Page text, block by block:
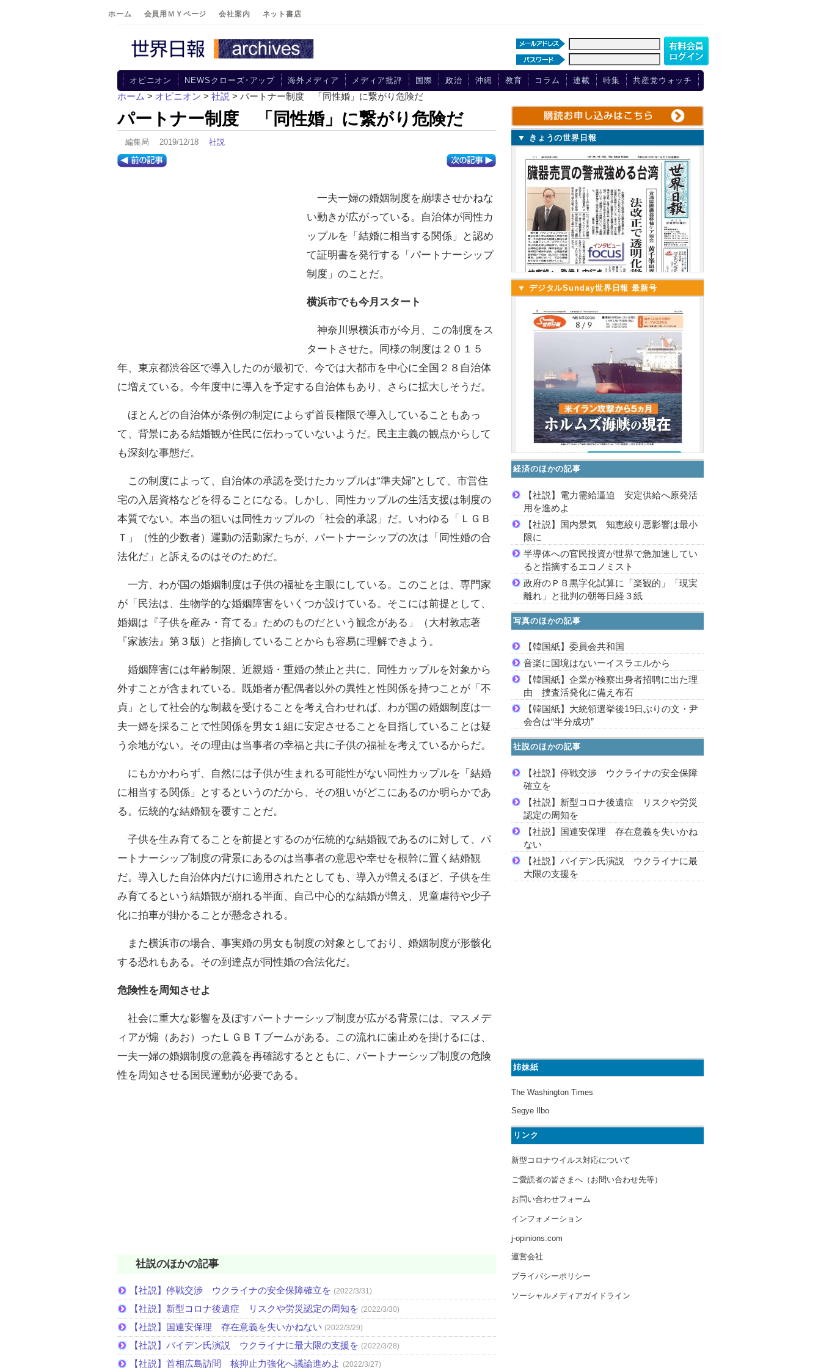
ホーム 会員用ＭＹページ 会社案内 ネット書店
オピニオン NEWSクローズ･アップ 海外メディア メディア批評 国際 政治 沖縄 教育 コラム 連載 特集 共産党ウォッチ
ホーム > オピニオン > 社説 > パートナー制度 「同性婚」に繋がり危険だ
パートナー制度 「同性婚」に繋がり危険だ
編集局 2019/12/18 社説
一夫一婦の婚姻制度を崩壊させかねな
い動きが広がっている。自治体が同性カ
ップルを「結婚に相当する関係」と認め
て証明書を発行する「パートナーシップ
制度」のことだ。
横浜市でも今月スタート
神奈川県横浜市が今月、この制度をス
タートさせた。同様の制度は２０１５
年、東京都渋谷区で導入したのが最初で、今では大都市を中心に全国２８自治体
に増えている。今年度中に導入を予定する自治体もあり、さらに拡大しそうだ。
ほとんどの自治体が条例の制定によらず首長権限で導入していることもあっ
て、背景にある結婚観が住民に伝わっていないようだ。民主主義の観点からして
も深刻な事態だ。
この制度によって、自治体の承認を受けたカップルは“準夫婦”として、市営住
宅の入居資格などを得ることになる。しかし、同性カップルの生活支援は制度の
本質でない。本当の狙いは同性カップルの「社会的承認」だ。いわゆる「ＬＧＢ
Ｔ」（性的少数者）運動の活動家たちが、パートナーシップの次は「同性婚の合
法化だ」と訴えるのはそのためだ。
一方、わが国の婚姻制度は子供の福祉を主眼にしている。このことは、専門家
が「民法は、生物学的な婚姻障害をいくつか設けている。そこには前提として、
婚姻は『子供を産み・育てる』ためのものだという観念がある」（大村敦志著
『家族法』第３版）と指摘していることからも容易に理解できよう。
婚姻障害には年齢制限、近親婚・重婚の禁止と共に、同性カップルを対象から
外すことが含まれている。既婚者が配偶者以外の異性と性関係を持つことが「不
貞」として社会的な制裁を受けることを考え合わせれば、わが国の婚姻制度は一
夫一婦を採ることで性関係を男女１組に安定させることを目指していることは疑
う余地がない。その理由は当事者の幸福と共に子供の福祉を考えているからだ。
にもかかわらず、自然には子供が生まれる可能性がない同性カップルを「結婚
に相当する関係」とするというのだから、その狙いがどこにあるのか明らかであ
る。伝統的な結婚観を覆すことだ。
子供を生み育てることを前提とするのが伝統的な結婚観であるのに対して、パ
ートナーシップ制度の背景にあるのは当事者の意思や幸せを根幹に置く結婚観
だ。導入した自治体内だけに適用されたとしても、導入が増えるほど、子供を生
み育てるという結婚観が崩れる半面、自己中心的な結婚が増え、児童虐待や少子
化に拍車が掛かることが懸念される。
また横浜市の場合、事実婚の男女も制度の対象としており、婚姻制度が形骸化
する恐れもある。その到達点が同性婚の合法化だ。
危険性を周知させよ
社会に重大な影響を及ぼすパートナーシップ制度が広がる背景には、マスメデ
ィアが煽（あお）ったＬＧＢＴブームがある。この流れに歯止めを掛けるには、
一夫一婦の婚姻制度の意義を再確認するとともに、パートナーシップ制度の危険
性を周知させる国民運動が必要である。
社説のほかの記事
【社説】停戦交渉 ウクライナの安全保障確立を (2022/3/31)
【社説】新型コロナ後遺症 リスクや労災認定の周知を (2022/3/30)
【社説】国連安保理 存在意義を失いかねない (2022/3/29)
【社説】バイデン氏演説 ウクライナに最大限の支援を (2022/3/28)
【社説】首相広島訪問 核抑止力強化へ議論進めよ (2022/3/27)
▼ きょうの世界日報
▼ デジタルSunday世界日報 最新号
経済のほかの記事
【社説】電力需給逼迫 安定供給へ原発活
用を進めよ
【社説】国内景気 知恵絞り悪影響は最小
限に
半導体への官民投資が世界で急加速してい
ると指摘するエコノミスト
政府のＰＢ黒字化試算に「楽観的」「現実
離れ」と批判の朝毎日経３紙
写真のほかの記事
【韓国紙】委員会共和国
音楽に国境はないーイスラエルから
【韓国紙】企業が検察出身者招聘に出た理
由 捜査活発化に備え布石
【韓国紙】大統領選挙後19日ぶりの文・尹
会合は“半分成功”
社説のほかの記事
【社説】停戦交渉 ウクライナの安全保障
確立を
【社説】新型コロナ後遺症 リスクや労災
認定の周知を
【社説】国連安保理 存在意義を失いかね
ない
【社説】バイデン氏演説 ウクライナに最
大限の支援を
姉妹紙
The Washington Times
Segye Ilbo
リンク
新型コロナウイルス対応について
ご愛読者の皆さまへ（お問い合わせ先等）
お問い合わせフォーム
インフォメーション
j-opinions.com
運営会社
プライバシーポリシー
ソーシャルメディアガイドライン